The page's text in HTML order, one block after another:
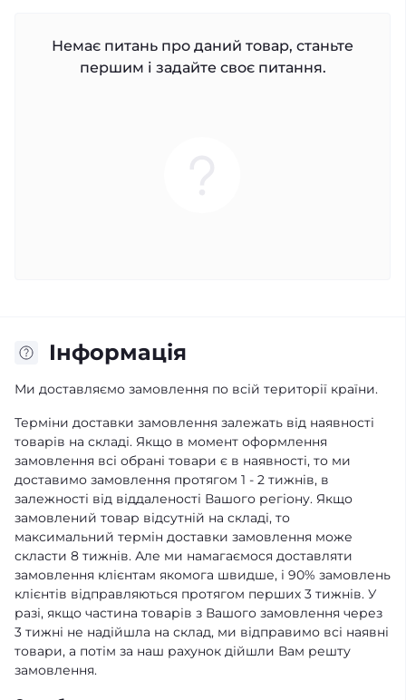
Немає питань про даний товар, станьте
першим і задайте своє питання.
Iнформація
Ми доставляємо замовлення по всій території країни.
Терміни доставки замовлення залежать від наявності
товарів на складі. Якщо в момент оформлення
замовлення всі обрані товари є в наявності, то ми
доставимо замовлення протягом 1 - 2 тижнів, в
залежності від віддаленості Вашого регіону. Якщо
замовлений товар відсутній на складі, то
максимальний термін доставки замовлення може
скласти 8 тижнів. Але ми намагаємося доставляти
замовлення клієнтам якомога швидше, і 90% замовлень
клієнтів відправляються протягом перших 3 тижнів. У
разі, якщо частина товарів з Вашого замовлення через
3 тижні не надійшла на склад, ми відправимо всі наявні
товари, а потім за наш рахунок дійшли Вам решту
замовлення.